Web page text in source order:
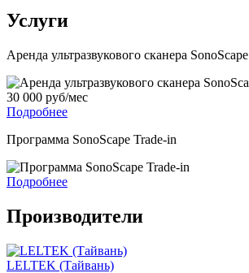
Услуги
Аренда ультразвукового сканера SonoScape
30 000 руб/мес
Подробнее
Программа SonoScape Trade-in
Подробнее
Производители
LELTEK (Тайвань)